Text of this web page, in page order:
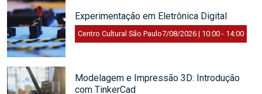
Experimentação em Eletrônica Digital
Centro Cultural São Paulo7/08/2026 | 10:00 - 14:00
Modelagem e Impressão 3D: Introdução
com TinkerCad